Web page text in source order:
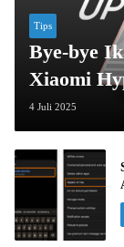
Tips
Bye-bye
Xiaomi
4 Juli 2025